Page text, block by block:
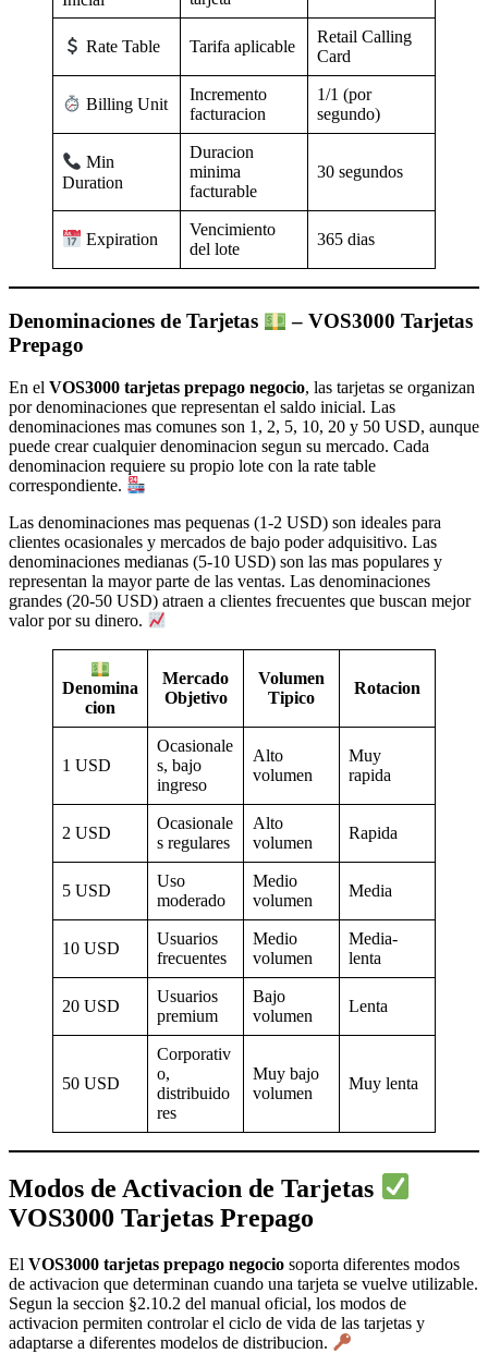
Rate Table Tarifa aplicable
Retail Calling
Card
Billing Unit
Incremento
facturacion
1/1 (por
segundo)
Min
Duration
Duracion
minima
facturable
30 segundos
Expiration
Vencimiento
del lote
365 dias
Denominaciones de Tarjetas
– VOS3000 Tarjetas
Prepago
En el VOS3000 tarjetas prepago negocio, las tarjetas se organizan
por denominaciones que representan el saldo inicial. Las
denominaciones mas comunes son 1, 2, 5, 10, 20 y 50 USD, aunque
puede crear cualquier denominacion segun su mercado. Cada
denominacion requiere su propio lote con la rate table
correspondiente.
Las denominaciones mas pequenas (1-2 USD) son ideales para
clientes ocasionales y mercados de bajo poder adquisitivo. Las
denominaciones medianas (5-10 USD) son las mas populares y
representan la mayor parte de las ventas. Las denominaciones
grandes (20-50 USD) atraen a clientes frecuentes que buscan mejor
valor por su dinero.
Denomina
cion
Mercado
Objetivo
Volumen
Tipico
Rotacion
1 USD
Ocasionale
s, bajo
ingreso
Alto
volumen
Muy
rapida
2 USD
Ocasionale
s regulares
Alto
volumen
Rapida
5 USD
Uso
moderado
Medio
volumen
Media
10 USD
Usuarios
frecuentes
Medio
volumen
Media-
lenta
20 USD
Usuarios
premium
Bajo
volumen
Lenta
50 USD
Corporativ
o,
distribuido
res
Muy bajo
volumen
Muy lenta
Modos de Activacion de Tarjetas
VOS3000 Tarjetas Prepago
El VOS3000 tarjetas prepago negocio soporta diferentes modos
de activacion que determinan cuando una tarjeta se vuelve utilizable.
Segun la seccion §2.10.2 del manual oficial, los modos de
activacion permiten controlar el ciclo de vida de las tarjetas y
adaptarse a diferentes modelos de distribucion.